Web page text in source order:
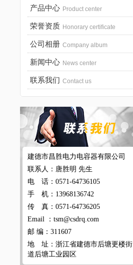
产品中心 Product center
荣誉资质 Honorary certificate
公司相册 Company album
新闻中心 News center
联系我们 Contact us
建德市昌胜电力电容器有限公司
联系人：唐胜明 先生
电 话：0571-64736105
手 机：13968136742
传 真：0571-64736205
Email ：tsm@csdrq.com
邮 编：311607
地 址：浙江省建德市后塘更楼街
道后塘工业园区